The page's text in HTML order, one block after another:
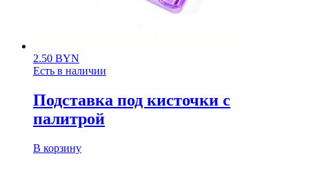
2.50 BYN
Есть в наличии
Подставка под кисточки с
палитрой
В корзину